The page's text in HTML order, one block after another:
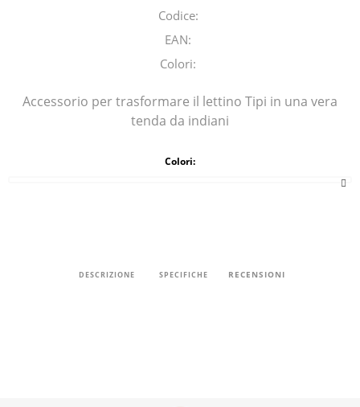
Codice:
EAN:
Colori:
Accessorio per trasformare il lettino Tipi in una vera
tenda da indiani
Colori:
DESCRIZIONE SPECIFICHE RECENSIONI